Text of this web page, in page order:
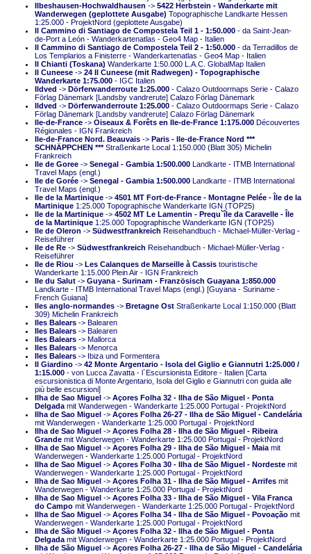
Ilbeshausen-Hochwaldhausen -> 5422 Herbstein - Wanderkarte mit
Wanderwegen (geplottete Ausgabe) Topographische Landkarte Hessen
1:25.000 - ProjektNord (geplottete Ausgabe)
Il Cammino di Santiago de Compostela Teil 1 - 1:50.000 - da Saint-Jean-
de-Port a León - Wanderkartenatlas - Geo4 Map - Italien
Il Cammino di Santiago de Compostela Teil 2 - 1:50.000 - da Terradillos de
Los Templarios a Finisterre - Wanderkartenatlas - Geo4 Map - Italien
Il Chianti (Toskana) Wanderkarte 1:50.000 L.A.C. GlobalMap Italien
Il Cuneese -> 24 Il Cuneese (mit Radwegen) - Topographische
Wanderkarte 1:75.000 - IGC Italien
Ildved -> Dörferwanderroute 1:25.000 - Calazo Outdoormaps Serie - Calazo
Förlag Dänemark [Landsby vandrerute] Calazo Förlag Dänemark
Ildved -> Dörferwanderroute 1:25.000 - Calazo Outdoormaps Serie - Calazo
Förlag Dänemark [Landsby vandrerute] Calazo Förlag Dänemark
Ile-de-France -> Oiseaux & Forêts en Ile-de-France 1:175.000 Découvertes
Régionales - IGN Frankreich
Ile-de-France Nord. Beauvais -> Paris - Ile-de-France Nord ***
SCHNÄPPCHEN ***Straßenkarte Local 1:150.000 (Blatt 305) Michelin
Frankreich
Ile de Goree -> Senegal - Gambia 1:500.000 Landkarte - ITMB International
Travel Maps (engl.)
Ile de Gorée -> Senegal - Gambia 1:500.000 Landkarte - ITMB International
Travel Maps (engl.)
Ile de la Martinique -> 4501 MT Fort-de-France - Montagne Pelée - Île de la
Martinique 1:25.000 Topographische Wanderkarte IGN (TOP25)
Ile de la Martinique -> 4502 MT Le Lamentin - Prequ`île da Caravelle - Île
de la Martinique 1:25.000 Topographische Wanderkarte IGN (TOP25)
Ile de Oleron -> Südwestfrankreich Reisehandbuch - Michael-Müller-Verlag -
Reiseführer
Ile de Re -> Südwestfrankreich Reisehandbuch - Michael-Müller-Verlag -
Reiseführer
Ile de Riou -> Les Calanques de Marseille à Cassis touristische
Wanderkarte 1:15.000 Plein Air - IGN Frankreich
Ile du Salut -> Guyana - Surinam - Französisch Guayana 1:850.000
Landkarte - ITMB International Travel Maps (engl.) [Guyana - Suriname -
French Guiana]
Iles anglo-normandes -> Bretagne Ost Straßenkarte Local 1:150.000 (Blatt
309) Michelin Frankreich
Iles Balears -> Balearen
Iles Balears -> Balearen
Iles Balears -> Mallorca
Iles Balears -> Menorca
Iles Balears -> Ibiza und Formentera
Il Giardino -> 42 Monte Argentario - Isola del Giglio e Giannutri 1:25.000 /
1:15.000 - von Lucca Zavatta - l`Escursionista Editore - Italien [Carta
escursionistica di Monte Argentario, Isola del Giglio e Giannutri con guida alle
più belle escursioni]
Ilha de Sao Miguel -> Açores Folha 32 - Ilha de São Miguel - Ponta
Delgada mit Wanderwegen - Wanderkarte 1:25.000 Portugal - ProjektNord
Ilha de Sao Miguel -> Açores Folha 26-27 - Ilha de São Miguel - Candelária
mit Wanderwegen - Wanderkarte 1:25.000 Portugal - ProjektNord
Ilha de Sao Miguel -> Açores Folha 28 - Ilha de São Miguel - Ribeira
Grande mit Wanderwegen - Wanderkarte 1:25.000 Portugal - ProjektNord
Ilha de Sao Miguel -> Açores Folha 29 - Ilha de São Miguel - Maia mit
Wanderwegen - Wanderkarte 1:25.000 Portugal - ProjektNord
Ilha de Sao Miguel -> Açores Folha 30 - Ilha de São Miguel - Nordeste mit
Wanderwegen - Wanderkarte 1:25.000 Portugal - ProjektNord
Ilha de Sao Miguel -> Açores Folha 31 - Ilha de São Miguel - Arrifes mit
Wanderwegen - Wanderkarte 1:25.000 Portugal - ProjektNord
Ilha de Sao Miguel -> Açores Folha 33 - Ilha de São Miguel - Vila Franca
do Campo mit Wanderwegen - Wanderkarte 1:25.000 Portugal - ProjektNord
Ilha de Sao Miguel -> Açores Folha 34 - Ilha de São Miguel - Povoação mit
Wanderwegen - Wanderkarte 1:25.000 Portugal - ProjektNord
Ilha de São Miguel -> Açores Folha 32 - Ilha de São Miguel - Ponta
Delgada mit Wanderwegen - Wanderkarte 1:25.000 Portugal - ProjektNord
Ilha de São Miguel -> Açores Folha 26-27 - Ilha de São Miguel - Candelária